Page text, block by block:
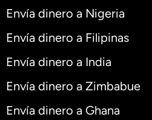
Envía dinero a Nigeria
Envía dinero a Filipinas
Envía dinero a India
Envía dinero a Zimbabue
Envía dinero a Ghana